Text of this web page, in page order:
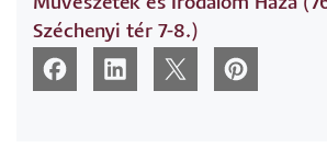
Széchenyi tér 7-8.)